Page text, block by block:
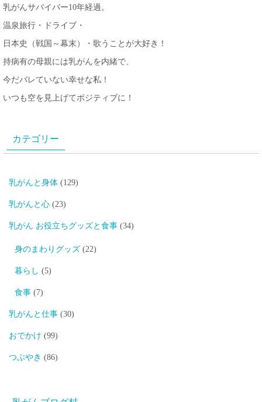
乳がんサバイバー10年経過。
温泉旅行・ドライブ・
日本史（戦国～幕末）・歌うことが大好き！
持病有の母親には乳がんを内緒で、
今だバレていない幸せな私！
いつも空を見上げてポジティブに！
カテゴリー
乳がんと身体 (129)
乳がんと心 (23)
乳がん お役立ちグッズと食事 (34)
身のまわりグッズ (22)
暮らし (5)
食事 (7)
乳がんと仕事 (30)
おでかけ (99)
つぶやき (86)